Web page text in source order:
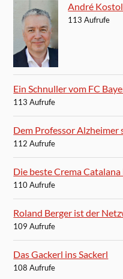
André
113 Aufrufe
Ein Schnuller vom FC
113 Aufrufe
Dem Professor Alzheimer
112 Aufrufe
Die beste Crema
110 Aufrufe
Roland Berger ist der
109 Aufrufe
Das Gackerl ins Sackerl
108 Aufrufe